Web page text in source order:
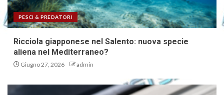
PESCI & PREDATORI
Ricciola giapponese nel Salento: nuova specie
aliena nel Mediterraneo?
Giugno 27, 2026 admin